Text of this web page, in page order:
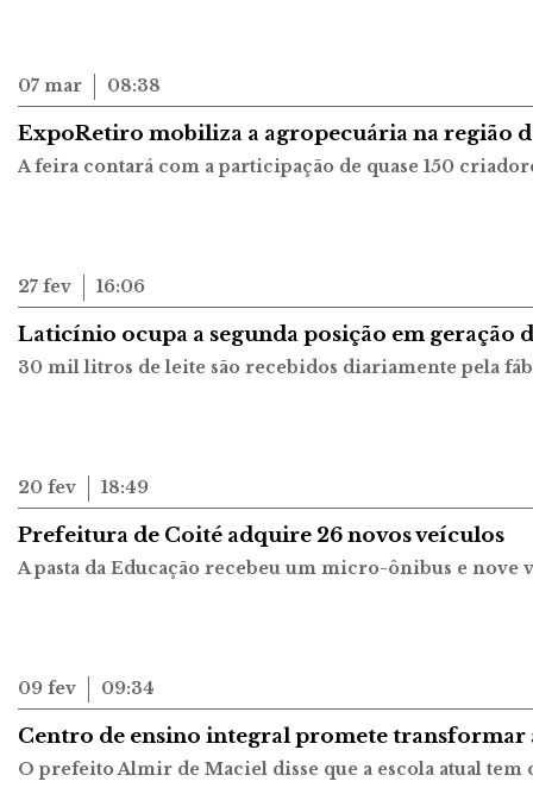
07 mar 08:38
ExpoRetiro mobiliza a agropecuária na região
A feira contará com a participação de quase 150
27 fev 16:06
Laticínio ocupa a segunda posição em geração
30 mil litros de leite são recebidos diariamente pela
20 fev 18:49
Prefeitura de Coité adquire 26 novos veículos
A pasta da Educação recebeu um micro-ônibus e nove
09 fev 09:34
Centro de ensino integral promete transformar
O prefeito Almir de Maciel disse que a escola atual